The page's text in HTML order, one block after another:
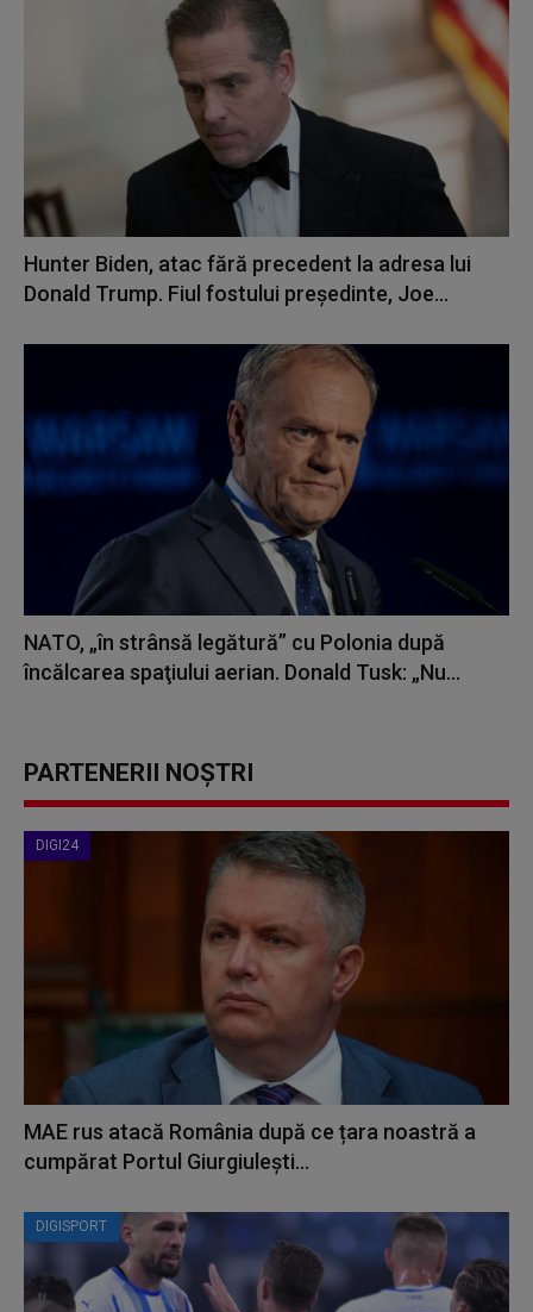
Hunter Biden, atac fără precedent la adresa lui
Donald Trump. Fiul fostului președinte, Joe...
NATO, „în strânsă legătură” cu Polonia după
încălcarea spaţiului aerian. Donald Tusk: „Nu...
PARTENERII NOȘTRI
DIGI24
MAE rus atacă România după ce țara noastră a
cumpărat Portul Giurgiulești...
DIGISPORT